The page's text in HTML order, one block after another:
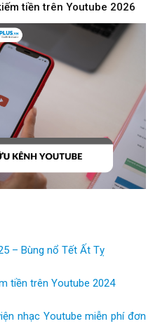
tiền trên Youtube 2026
– Bùng nổ Tết Ất Tỵ
tiền trên Youtube 2024
nhạc Youtube miễn phí đơn